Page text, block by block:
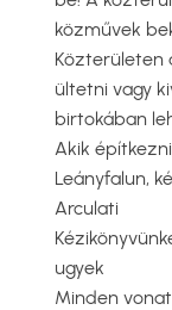
közművek
Közterületen
ültetni vagy
birtokában
Akik
Leányfalun,
Arculati
ugyek
Minden